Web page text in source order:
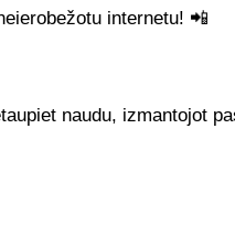
internetu! 📲
naudu, izmantojot